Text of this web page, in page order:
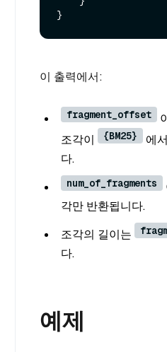
}
이 출력에서:
fragment_offset
조각이
{BM25}
에
다.
num_of_fragments
각만 반환됩니다.
조각의 길이는
다.
예제